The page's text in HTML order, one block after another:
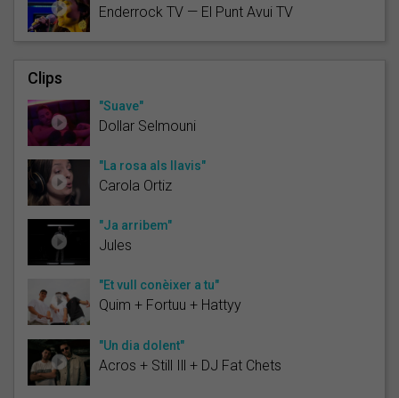
Enderrock TV — El Punt Avui TV
Clips
"Suave"
Dollar Selmouni
"La rosa als llavis"
Carola Ortiz
"Ja arribem"
Jules
"Et vull conèixer a tu"
Quim + Fortuu + Hattyy
"Un dia dolent"
Acros + Still Ill + DJ Fat Chets